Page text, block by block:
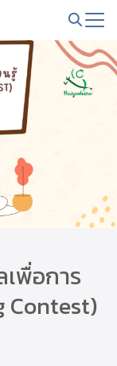
พื่อการ
Contest)